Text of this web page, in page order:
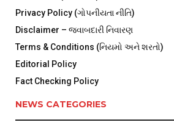
Privacy Policy (ગોપનીયતા નીતિ)
Disclaimer – જવાબદારી નિવારણ
Terms & Conditions (નિયમો અને શરતો)
Editorial Policy
Fact Checking Policy
NEWS CATEGORIES